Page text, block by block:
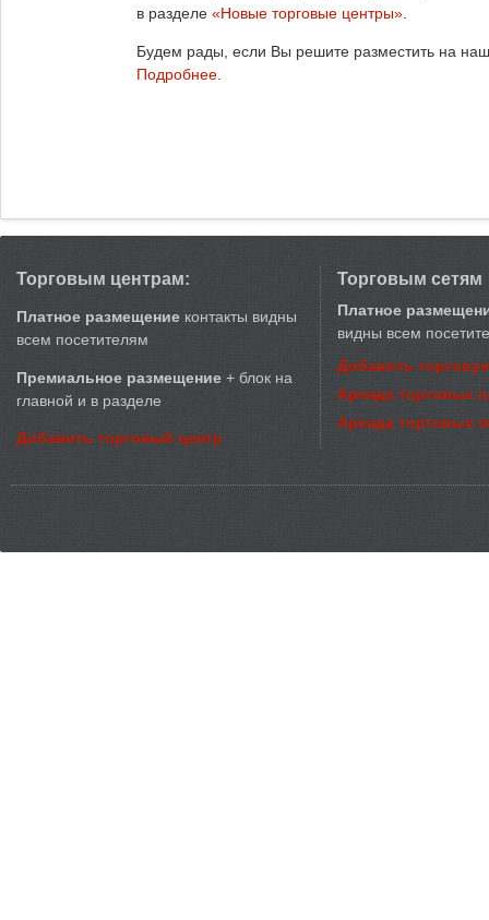
в разделе «Новые торговые центры»
Будем рады, если Вы решите разместить на
Подробнее
Торговым центрам:
Платное размещение контакты видны
всем посетителям
Премиальное размещение + блок на
главной и в разделе
Добавить торговый центр
Торговым сетям
Платное
видны всем
Добавить
Аренда торговых
Аренда торговых